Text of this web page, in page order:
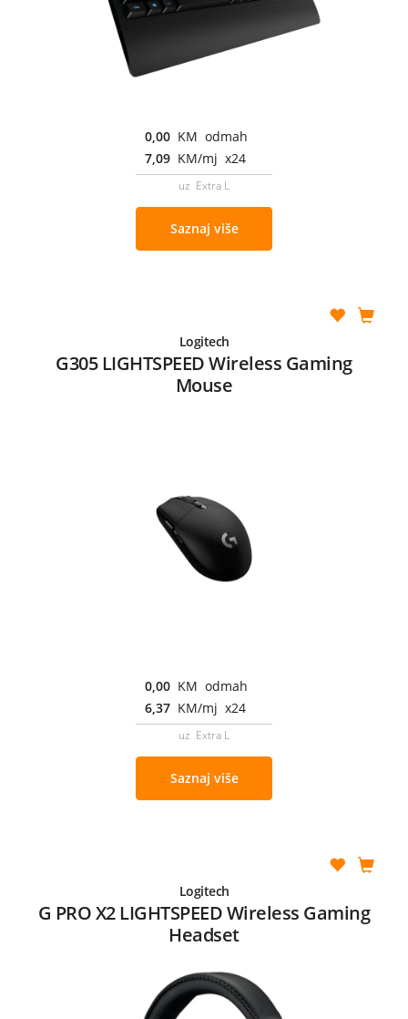
0,00 KM odmah
7,09 KM/mj x24
uz Extra L
Saznaj više
Logitech
G305 LIGHTSPEED Wireless Gaming
Mouse
0,00 KM odmah
6,37 KM/mj x24
uz Extra L
Saznaj više
Logitech
G PRO X2 LIGHTSPEED Wireless Gaming
Headset